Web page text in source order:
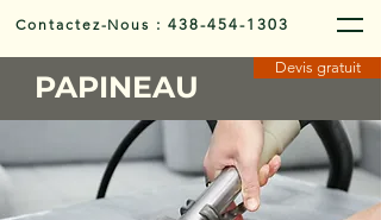
Contactez-Nous :438-454-1303
PAPINEAU
Devis gratuit